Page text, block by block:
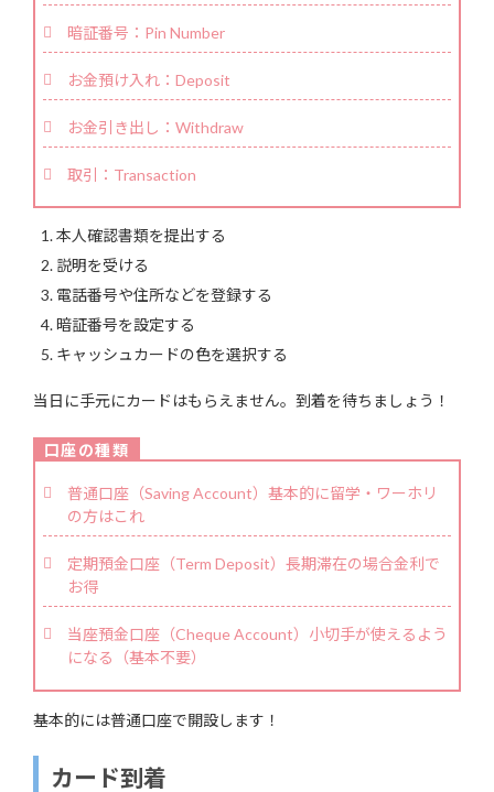
暗証番号：Pin Number
お金預け入れ：Deposit
お金引き出し：Withdraw
取引：Transaction
本人確認書類を提出する
説明を受ける
電話番号や住所などを登録する
暗証番号を設定する
キャッシュカードの色を選択する
当日に手元にカードはもらえません。到着を待ちましょう！
普通口座（Saving Account）基本的に留学・ワーホリ
の方はこれ
定期預金口座（Term Deposit）長期滞在の場合金利で
お得
当座預金口座（Cheque Account）小切手が使えるよう
になる（基本不要）
基本的には普通口座で開設します！
カード到着